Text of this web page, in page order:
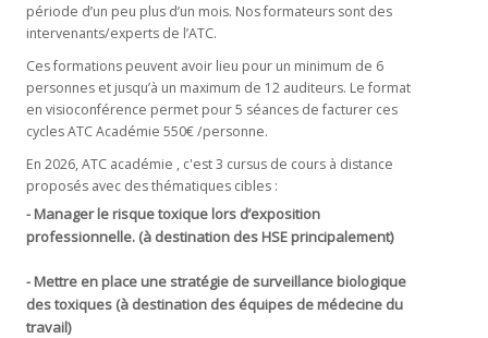
période d’un peu plus d’un mois. Nos formateurs sont des
intervenants/experts de l’ATC.
Ces formations peuvent avoir lieu pour un minimum de 6
personnes et jusqu’à un maximum de 12 auditeurs. Le format
en visioconférence permet pour 5 séances de facturer ces
cycles ATC Académie 550€ /personne.
En 2026, ATC académie , c'est 3 cursus de cours à distance
proposés avec des thématiques cibles :
- Manager le risque toxique lors d’exposition
professionnelle. (à destination des HSE principalement)
- Mettre en place une stratégie de surveillance biologique
des toxiques (à destination des équipes de médecine du
travail)